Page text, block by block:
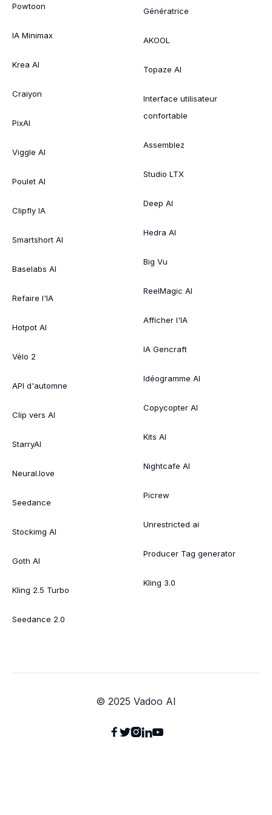
Powtoon
IA Minimax
Krea AI
Craiyon
PixAI
Viggle AI
Poulet AI
Clipfly IA
Smartshort AI
Baselabs AI
Refaire l'IA
Hotpot AI
Vélo 2
API d'automne
Clip vers AI
StarryAI
Neural.love
Seedance
Stockimg AI
Goth AI
Kling 2.5 Turbo
Seedance 2.0
Génératrice
AKOOL
Topaze AI
Interface utilisateur
confortable
Assemblez
Studio LTX
Deep AI
Hedra AI
Big Vu
ReelMagic AI
Afficher l'IA
IA Gencraft
Idéogramme AI
Copycopter AI
Kits AI
Nightcafe AI
Picrew
Unrestricted ai
Producer Tag generator
Kling 3.0
© 2025 Vadoo AI
 